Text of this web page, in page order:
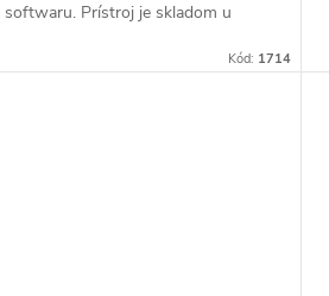
softwaru. Prístroj je skladom u
Kód: 1714